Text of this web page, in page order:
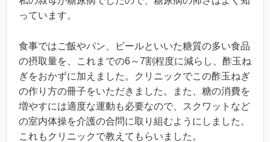
っています。
食事ではご飯やパン、ビールといいた糖質の多い食品
の摂取量を、これまでの6～7割程度に減らし、酢玉ね
ぎをおかずに加えました。クリニックでこの酢玉ねぎ
の作り方の冊子をいただきました。また、糖の消費を
増やすには適度な運動も必要なので、スクワットなど
の室内体操を介護の合問に取り組むようにしました。
これもクリニックで教えてもらいました。